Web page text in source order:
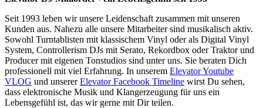
Seit 1993 leben wir unsere Leidenschaft zusammen mit unseren
Kunden aus. Nahezu alle unsere Mitarbeiter sind musikalisch aktiv.
Sowohl Turntablisten mit klassischem Vinyl oder als Digital Vinyl
System, Controllerism DJs mit Serato, Rekordbox oder Traktor und
Producer mit eigenen Tonstudios sind unter uns. Sie beraten Dich
professionell mit viel Erfahrung. In unserem Elevator Youtube
VLOG und unsererElevator Facebook Timeline wirst Du sehen,
dass elektronische Musik und Klangerzeugung für uns ein
Lebensgefühl ist, das wir gerne mit Dir teilen.